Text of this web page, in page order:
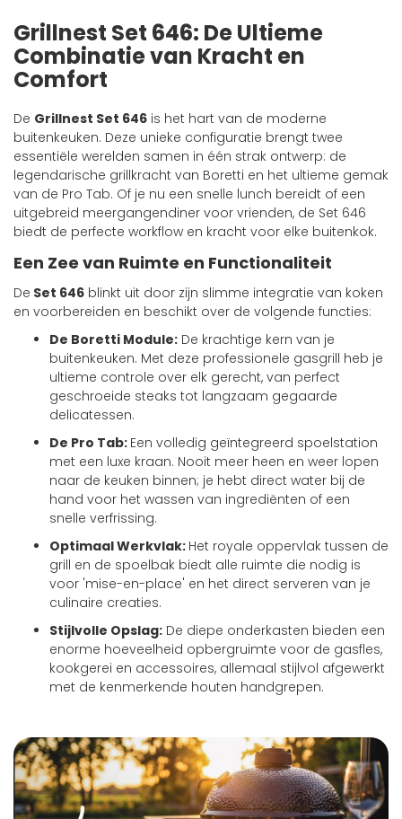
Grillnest Set 646: De Ultieme
Combinatie van Kracht en
Comfort
De Grillnest Set 646 is het hart van de moderne
buitenkeuken. Deze unieke configuratie brengt twee
essentiële werelden samen in één strak ontwerp: de
legendarische grillkracht van Boretti en het ultieme gemak
van de Pro Tab. Of je nu een snelle lunch bereidt of een
uitgebreid meergangendiner voor vrienden, de Set 646
biedt de perfecte workflow en kracht voor elke buitenkok.
Een Zee van Ruimte en Functionaliteit
De Set 646 blinkt uit door zijn slimme integratie van koken
en voorbereiden en beschikt over de volgende functies:
De Boretti Module: De krachtige kern van je
buitenkeuken. Met deze professionele gasgrill heb je
ultieme controle over elk gerecht, van perfect
geschroeide steaks tot langzaam gegaarde
delicatessen.
De Pro Tab: Een volledig geïntegreerd spoelstation
met een luxe kraan. Nooit meer heen en weer lopen
naar de keuken binnen; je hebt direct water bij de
hand voor het wassen van ingrediënten of een
snelle verfrissing.
Optimaal Werkvlak: Het royale oppervlak tussen de
grill en de spoelbak biedt alle ruimte die nodig is
voor 'mise-en-place' en het direct serveren van je
culinaire creaties.
Stijlvolle Opslag: De diepe onderkasten bieden een
enorme hoeveelheid opbergruimte voor de gasfles,
kookgerei en accessoires, allemaal stijlvol afgewerkt
met de kenmerkende houten handgrepen.